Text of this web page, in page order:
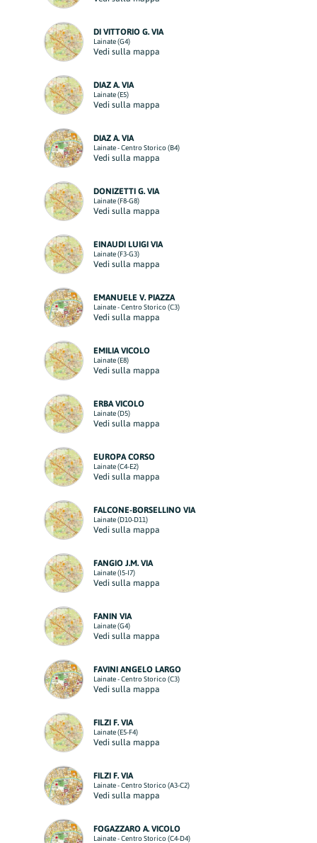
DI VITTORIO G. VIA
Lainate (G4)
Vedi sulla mappa
DIAZ A. VIA
Lainate (E5)
Vedi sulla mappa
DIAZ A. VIA
Lainate - Centro Storico (B4)
Vedi sulla mappa
DONIZETTI G. VIA
Lainate (F8-G8)
Vedi sulla mappa
EINAUDI LUIGI VIA
Lainate (F3-G3)
Vedi sulla mappa
EMANUELE V. PIAZZA
Lainate - Centro Storico (C3)
Vedi sulla mappa
EMILIA VICOLO
Lainate (E8)
Vedi sulla mappa
ERBA VICOLO
Lainate (D5)
Vedi sulla mappa
EUROPA CORSO
Lainate (C4-E2)
Vedi sulla mappa
FALCONE-BORSELLINO VIA
Lainate (D10-D11)
Vedi sulla mappa
FANGIO J.M. VIA
Lainate (I5-I7)
Vedi sulla mappa
FANIN VIA
Lainate (G4)
Vedi sulla mappa
FAVINI ANGELO LARGO
Lainate - Centro Storico (C3)
Vedi sulla mappa
FILZI F. VIA
Lainate (E5-F4)
Vedi sulla mappa
FILZI F. VIA
Lainate - Centro Storico (A3-C2)
Vedi sulla mappa
FOGAZZARO A. VICOLO
Lainate - Centro Storico (C4-D4)